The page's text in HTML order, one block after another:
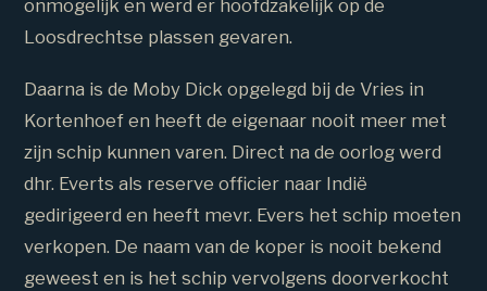
onmogelijk en werd er hoofdzakelijk op de
Loosdrechtse plassen gevaren.
Daarna is de Moby Dick opgelegd bij de Vries in
Kortenhoef en heeft de eigenaar nooit meer met
zijn schip kunnen varen. Direct na de oorlog werd
dhr. Everts als reserve officier naar Indië
gedirigeerd en heeft mevr. Evers het schip moeten
verkopen. De naam van de koper is nooit bekend
geweest en is het schip vervolgens doorverkocht